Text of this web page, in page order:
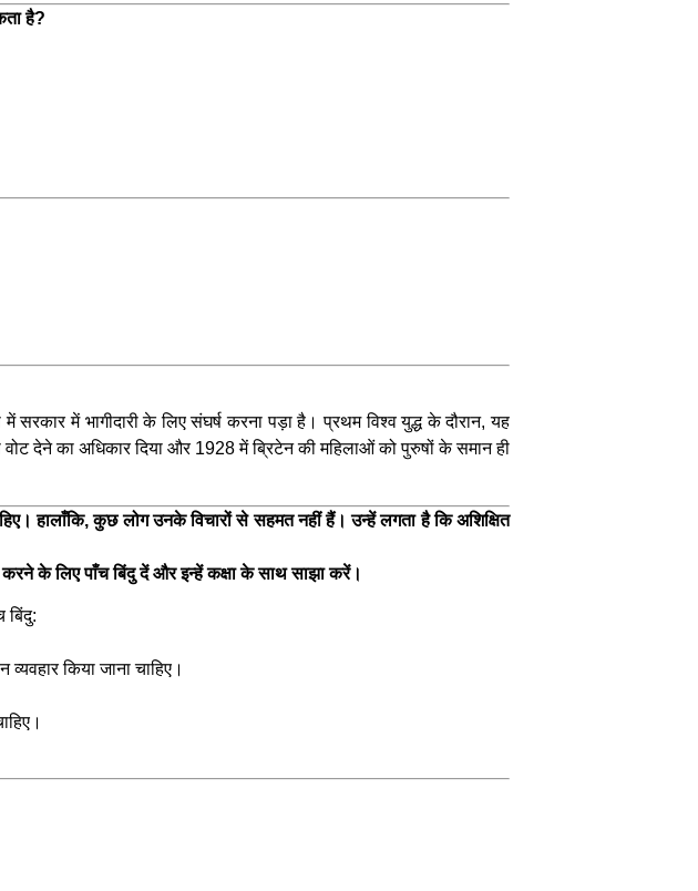
है?
में भागीदारी के लिए संघर्ष करना पड़ा है। प्रथम विश्व युद्ध के दौरान, यह
देने का अधिकार दिया और 1928 में ब्रिटेन की महिलाओं को पुरुषों के समान ही
हालाँकि, कुछ लोग उनके विचारों से सहमत नहीं हैं। उन्हें लगता है कि अशिक्षित
के लिए पाँच बिंदु दें और इन्हें कक्षा के साथ साझा करें।
बिंदु:
किया जाना चाहिए।